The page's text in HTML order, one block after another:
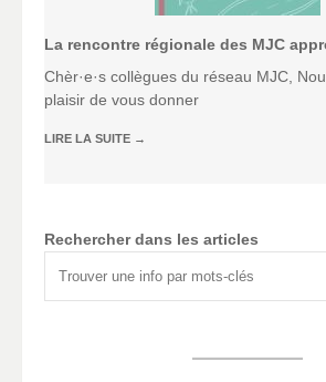
La rencontre régionale des MJC
Chèr·e·s collègues du réseau MJC,
plaisir de vous donner
LIRE LA SUITE →
Rechercher dans les articles